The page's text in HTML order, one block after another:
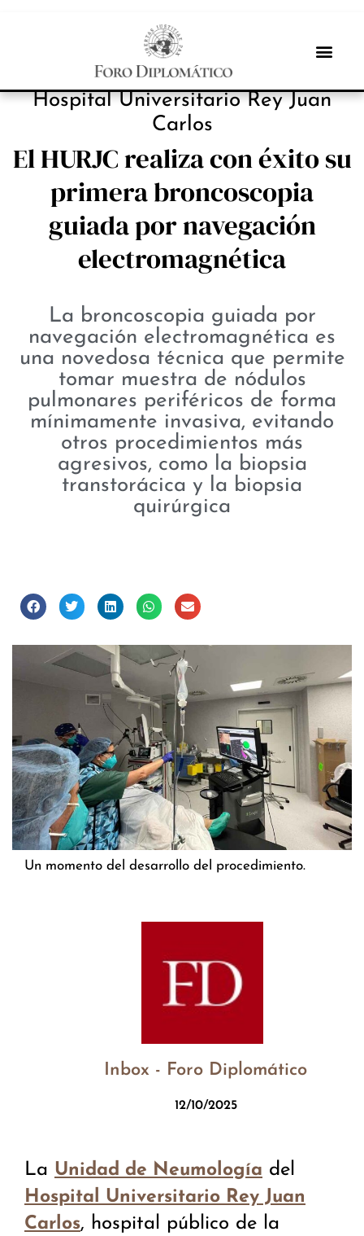
INBOX INTERNACIONAL
Hospital Universitario Rey Juan
Carlos
El HURJC realiza con éxito su
primera broncoscopia
guiada por navegación
electromagnética
La broncoscopia guiada por
navegación electromagnética es
una novedosa técnica que permite
tomar muestra de nódulos
pulmonares periféricos de forma
mínimamente invasiva, evitando
otros procedimientos más
agresivos, como la biopsia
transtorácica y la biopsia
quirúrgica
Un momento del desarrollo del procedimiento.
Inbox - Foro Diplomático
12/10/2025
La Unidad de Neumología del
Hospital Universitario Rey Juan
Carlos, hospital público de la